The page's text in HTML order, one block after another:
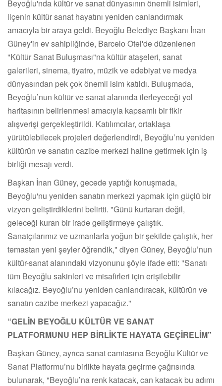
Beyoğlu'nda kültür ve sanat dünyasının önemli isimleri,
ilçenin kültür sanat hayatını yeniden canlandırmak
amacıyla bir araya geldi. Beyoğlu Belediye Başkanı İnan
Güney'in ev sahipliğinde, Barcelo Otel'de düzenlenen
"Kültür Sanat Buluşması"na kültür ataşeleri, sanat
galerileri, sinema, tiyatro, müzik ve edebiyat ve medya
dünyasından pek çok önemli isim katıldı. Buluşmada,
Beyoğlu’nun kültür ve sanat alanında ilerleyeceği yol
haritasının belirlenmesi amacıyla kapsamlı bir fikir
alışverişi gerçekleştirildi. Katılımcılar, ortaklaşa
yürütülebilecek projeleri değerlendirdi, Beyoğlu’nu yeniden
kültürün ve sanatın cazibe merkezi haline getirmek için iş
birliği mesajı verdi.
Başkan İnan Güney, gecede yaptığı konuşmada,
Beyoğlu'nu yeniden sanatın merkezi yapmak için güçlü bir
vizyon geliştirdiklerini belirtti. "Günü kurtaran değil,
geleceği kuran bir irade geliştirmeye çalıştık.
Sanatçılarımız ve uzmanlarla yoğun bir şekilde çalıştık, her
temastan yeni şeyler öğrendik," diyen Güney, Beyoğlu’nun
kültür-sanat alanındaki vizyonunu şöyle ifade etti: "Sanatı
tüm Beyoğlu sakinleri ve misafirleri için erişilebilir
kılacağız. Beyoğlu’nu yeniden canlandıracak, kültürün ve
sanatın cazibe merkezi yapacağız."
“GELİN BEYOĞLU KÜLTÜR VE SANAT
PLATFORMUNU HEP BİRLİKTE HAYATA GEÇİRELİM”
Başkan Güney, ayrıca sanat camiasına Beyoğlu Kültür ve
Sanat Platformu’nu birlikte hayata geçirme çağrısında
bulunarak, "Beyoğlu’na renk katacak, can katacak bu adımı